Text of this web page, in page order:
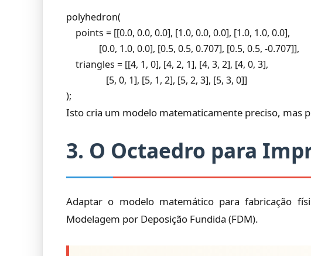
polyhedron(
    points = [[0.0, 0.0, 0.0], [1.0, 0.0, 0.0], [1.0, 1.0, 0.0],
              [0.0, 1.0, 0.0], [0.5, 0.5, 0.707], [0.5, 0.5, -0.707]],
    triangles = [[4, 1, 0], [4, 2, 1], [4, 3, 2], [4, 0, 3],
                 [5, 0, 1], [5, 1, 2], [5, 2, 3], [5, 3, 0]]
);
Isto cria um modelo matematicamente preciso, mas
3. O Octaedro para
Adaptar o modelo matemático para fabricação
Modelagem por Deposição Fundida (FDM).